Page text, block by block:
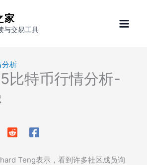
家
与交易工具
分析
比特币行情分析-
Teng表示，看到许多社区成员询